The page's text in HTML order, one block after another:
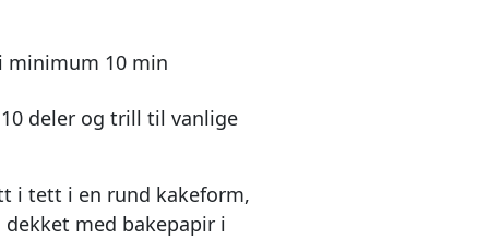
minimum 10 min
deler og trill til vanlige
i tett i en rund kakeform,
dekket med bakepapir i